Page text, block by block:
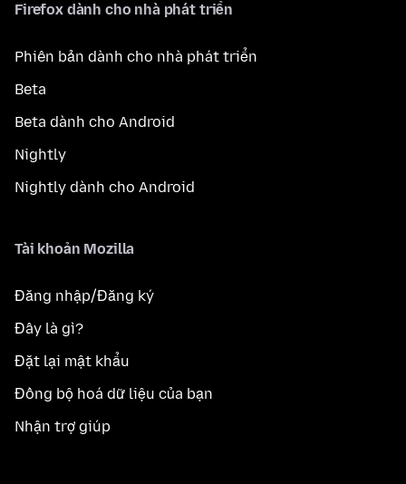
Firefox dành cho nhà phát triển
Phiên bản dành cho nhà phát triển
Beta
Beta dành cho Android
Nightly
Nightly dành cho Android
Tài khoản Mozilla
Đăng nhập/Đăng ký
Đây là gì?
Đặt lại mật khẩu
Đồng bộ hoá dữ liệu của bạn
Nhận trợ giúp